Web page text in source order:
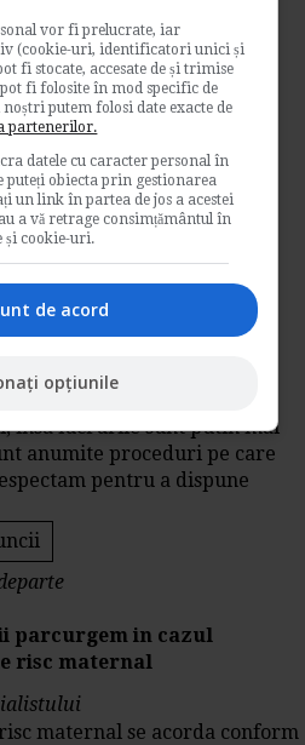
obiectivelor de
duce la concedierea
insa lucrurile sunt putin mai
anumite proceduri pe care
pentru a dispune
parcurgem in cazul
risc maternal
maternal se acorda conform
vor fi prelucrate, iar
(cookie-uri, identificatori unici și
fi stocate, accesate de și trimise
fi folosite în mod specific de
putem folosi date exacte de
partenerilor.
datele cu caracter personal în
puteți obiecta prin gestionarea
un link în partea de jos a acestei
a vă retrage consimțământul în
și cookie-uri.
de acord
opțiunile